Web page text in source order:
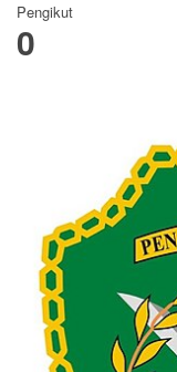
Pengikut
0